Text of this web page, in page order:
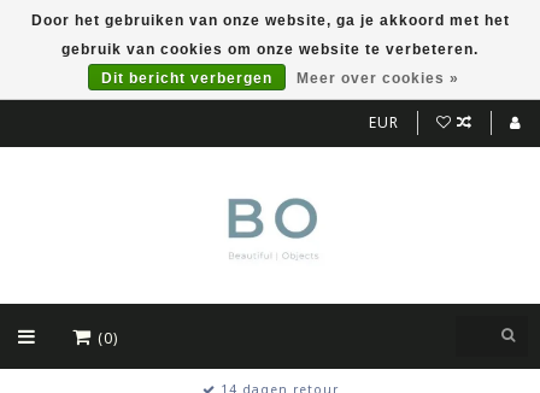
EUR
(0)
14 dagen retour
Door het gebruiken van onze website, ga je akkoord met het
gebruik van cookies om onze website te verbeteren.
Dit bericht verbergen
Meer over cookies »